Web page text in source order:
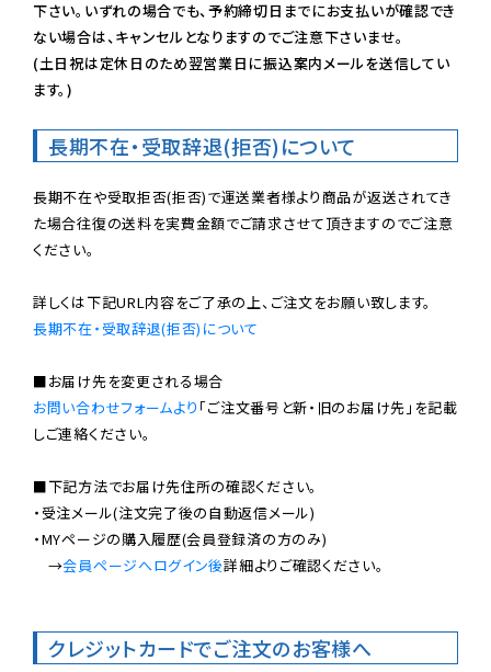
下さい。いずれの場合でも、予約締切日までにお支払いが確認でき
ない場合は、キャンセルとなりますのでご注意下さいませ。
(土日祝は定休日のため翌営業日に振込案内メールを送信してい
ます。)
長期不在・受取辞退(拒否)について
長期不在や受取拒否(拒否)で運送業者様より商品が返送されてき
た場合往復の送料を実費金額でご請求させて頂きますのでご注意
ください。
長期不在・受取辞退(拒否)について
お問い合わせフォームより 「ご注文番号と新・旧のお届け先」を記載
しご連絡ください。
■下記方法でお届け先住所の確認ください。
・受注メール(注文完了後の自動返信メール)
・MYページの購入履歴(会員登録済の方のみ)
→会員ページへログイン後詳細よりご確認ください。
クレジットカードでご注文のお客様へ